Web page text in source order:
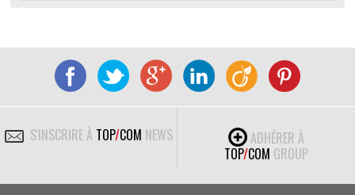
S'INSCRIRE À TOP/COM NEWS
ADHÉRER À
TOP/COM GROUP